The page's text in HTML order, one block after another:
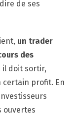
de ses
un trader
des
il doit sortir,
certain profit. En
ouvertes